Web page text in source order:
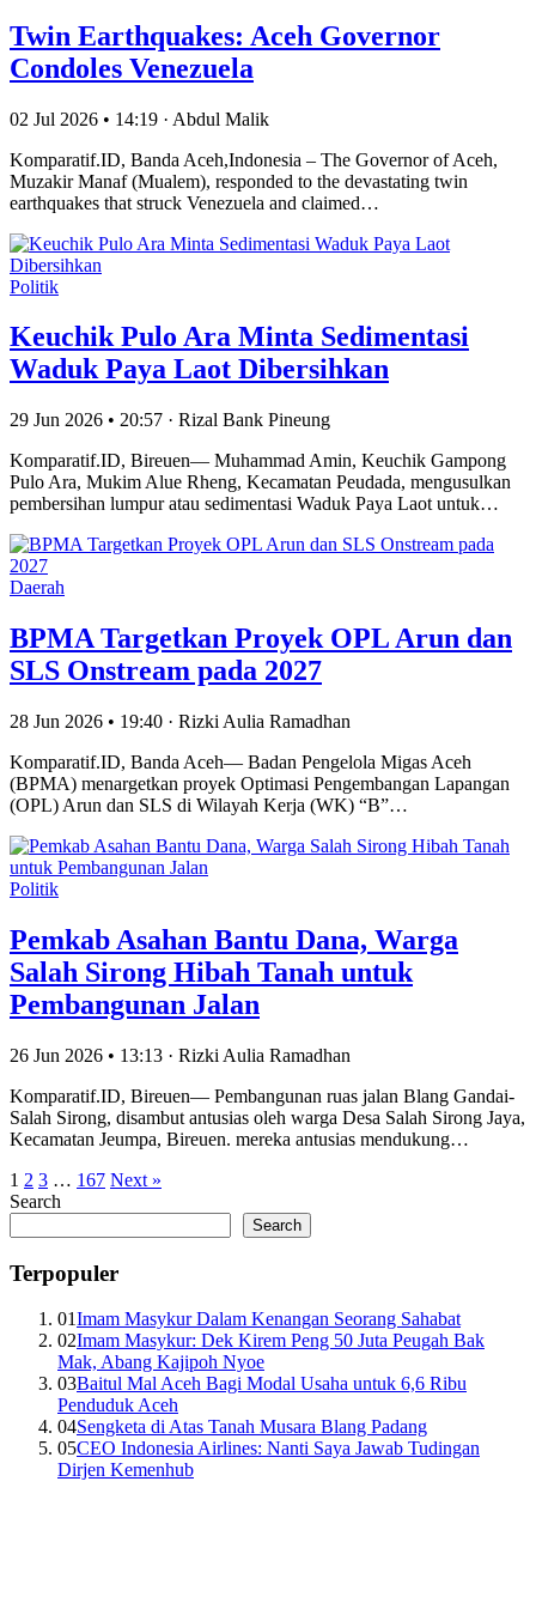
Twin Earthquakes: Aceh Governor
Condoles Venezuela
02 Jul 2026 • 14:19 · Abdul Malik
Komparatif.ID, Banda Aceh,Indonesia – The Governor of Aceh,
Muzakir Manaf (Mualem), responded to the devastating twin
earthquakes that struck Venezuela and claimed…
Politik
Keuchik Pulo Ara Minta Sedimentasi
Waduk Paya Laot Dibersihkan
29 Jun 2026 • 20:57 · Rizal Bank Pineung
Komparatif.ID, Bireuen— Muhammad Amin, Keuchik Gampong
Pulo Ara, Mukim Alue Rheng, Kecamatan Peudada, mengusulkan
pembersihan lumpur atau sedimentasi Waduk Paya Laot untuk…
Daerah
BPMA Targetkan Proyek OPL Arun dan
SLS Onstream pada 2027
28 Jun 2026 • 19:40 · Rizki Aulia Ramadhan
Komparatif.ID, Banda Aceh— Badan Pengelola Migas Aceh
(BPMA) menargetkan proyek Optimasi Pengembangan Lapangan
(OPL) Arun dan SLS di Wilayah Kerja (WK) “B”…
Politik
Pemkab Asahan Bantu Dana, Warga
Salah Sirong Hibah Tanah untuk
Pembangunan Jalan
26 Jun 2026 • 13:13 · Rizki Aulia Ramadhan
Komparatif.ID, Bireuen— Pembangunan ruas jalan Blang Gandai-
Salah Sirong, disambut antusias oleh warga Desa Salah Sirong Jaya,
Kecamatan Jeumpa, Bireuen. mereka antusias mendukung…
1 2 3 … 167 Next »
Search
Search
Terpopuler
01Imam Masykur Dalam Kenangan Seorang Sahabat
02Imam Masykur: Dek Kirem Peng 50 Juta Peugah Bak
Mak, Abang Kajipoh Nyoe
03Baitul Mal Aceh Bagi Modal Usaha untuk 6,6 Ribu
Penduduk Aceh
04Sengketa di Atas Tanah Musara Blang Padang
05CEO Indonesia Airlines: Nanti Saya Jawab Tudingan
Dirjen Kemenhub